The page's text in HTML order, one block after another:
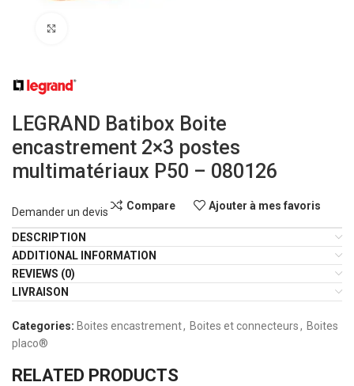
LEGRAND Batibox Boite
encastrement 2×3 postes
multimatériaux P50 – 080126
Demander un devis
Compare Ajouter à mes favoris
DESCRIPTION
ADDITIONAL INFORMATION
REVIEWS (0)
LIVRAISON
Categories: Boites encastrement, Boites et connecteurs, Boites
placo®
RELATED PRODUCTS